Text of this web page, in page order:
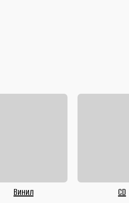
Винил CD